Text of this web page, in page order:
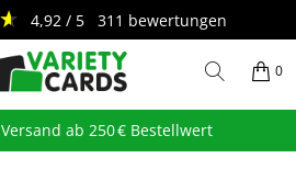
0
4,92 / 5 311 bewertungen
ab 250 € Bestellwert